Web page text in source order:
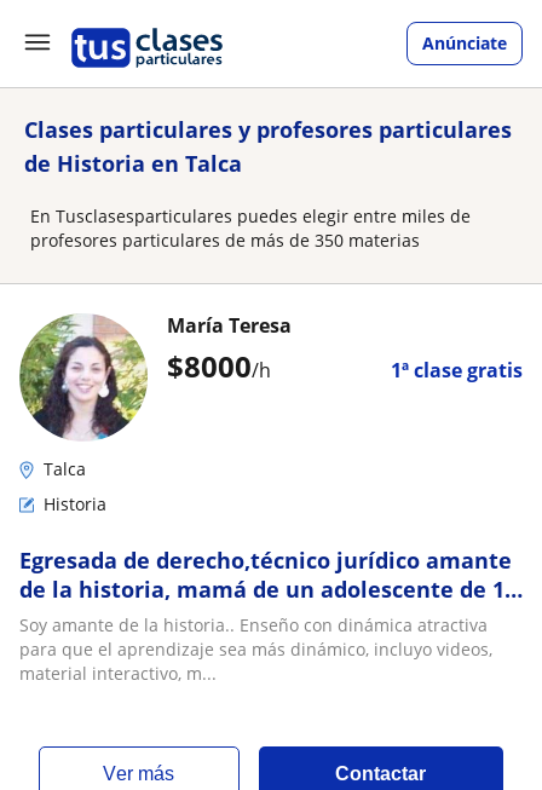
Anúnciate
Clases particulares y profesores particulares
de Historia en Talca
En Tusclasesparticulares puedes elegir entre miles de
profesores particulares de más de 350 materias
$8000/h 1ª clase gratis
María Teresa
Talca
Historia
Egresada de derecho,técnico jurídico amante
de la historia, mamá de un adolescente de 14
años, motivada para enseñar en todos los
niveles de enseñanza
Soy amante de la historia.. Enseño con dinámica atractiva
para que el aprendizaje sea más dinámico, incluyo videos,
material interactivo, m...
ver más Contactar